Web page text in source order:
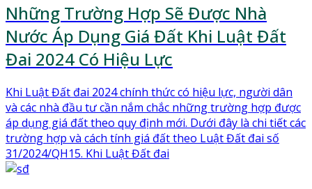
Những Trường Hợp Sẽ Được Nhà
Nước Áp Dụng Giá Đất Khi Luật Đất
Đai 2024 Có Hiệu Lực
Khi Luật Đất đai 2024 chính thức có hiệu lực, người dân
và các nhà đầu tư cần nắm chắc những trường hợp được
áp dụng giá đất theo quy định mới. Dưới đây là chi tiết các
trường hợp và cách tính giá đất theo Luật Đất đai số
31/2024/QH15. Khi Luật Đất đai